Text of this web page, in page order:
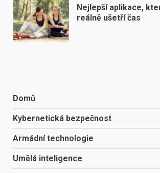
Nejlepší aplikace,
reálně ušetří čas
Domů
Kybernetická bezpečnost
Armádní technologie
Umělá inteligence